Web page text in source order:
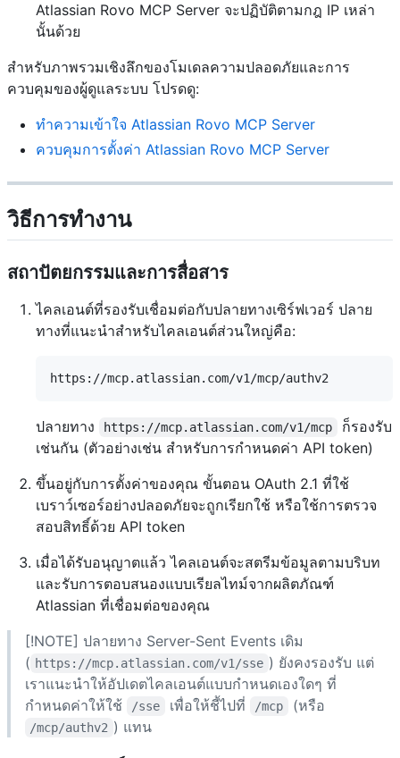
Atlassian Rovo MCP Server จะปฏิบัติตามกฎ IP เหล่า
นั้นด้วย
สำหรับภาพรวมเชิงลึกของโมเดลความปลอดภัยและการ
ควบคุมของผู้ดูแลระบบ โปรดดู:
ทำความเข้าใจ Atlassian Rovo MCP Server
ควบคุมการตั้งค่า Atlassian Rovo MCP Server
วิธีการทำงาน
สถาปัตยกรรมและการสื่อสาร
ไคลเอนต์ที่รองรับเชื่อมต่อกับปลายทางเซิร์ฟเวอร์ ปลาย
ทางที่แนะนำสำหรับไคลเอนต์ส่วนใหญ่คือ:
ปลายทาง https://mcp.atlassian.com/v1/mcp
ก็รองรับ
เช่นกัน (ตัวอย่างเช่น สำหรับการกำหนดค่า API token)
ขึ้นอยู่กับการตั้งค่าของคุณ ขั้นตอน OAuth 2.1 ที่ใช้
เบราว์เซอร์อย่างปลอดภัยจะถูกเรียกใช้ หรือใช้การตรวจ
สอบสิทธิ์ด้วย API token
เมื่อได้รับอนุญาตแล้ว ไคลเอนต์จะสตรีมข้อมูลตามบริบท
และรับการตอบสนองแบบเรียลไทม์จากผลิตภัณฑ์
Atlassian ที่เชื่อมต่อของคุณ
[!NOTE] ปลายทาง Server-Sent Events เดิม
( https://mcp.atlassian.com/v1/sse ) ยังคงรองรับ แต่
เราแนะนำให้อัปเดตไคลเอนต์แบบกำหนดเองใดๆ ที่
กำหนดค่าให้ใช้
/sse เพื่อให้ชี้ไปที่ /mcp (หรือ
/mcp/authv2 ) แทน